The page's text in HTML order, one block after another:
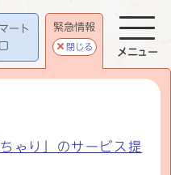
ート
緊急情報
閉じる
ゃり」のサービス提
メニュー